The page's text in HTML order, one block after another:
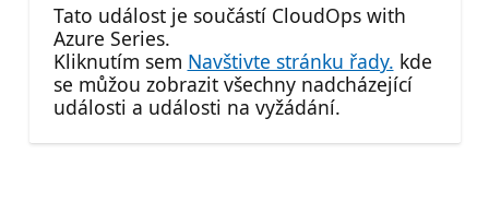
Tato událost je součástí CloudOps with
Azure Series.
Kliknutím sem Navštivte stránku řady. kde
se můžou zobrazit všechny nadcházející
události a události na vyžádání.